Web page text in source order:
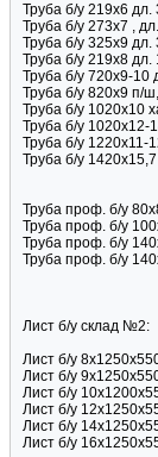
Труба б/у 219х6
Труба б/у 273х7 ,
Труба б/у 325х9
Труба б/у 219х8 дл.
Труба б/у 720х9-10
Труба б/у 820х9 п/
Труба б/у 1020х10
Труба б/у 1020х12-
Труба б/у 1220х11-
Труба б/у
Труба проф. б/у
Труба проф. б/у
Труба проф. б/у
Труба проф. б/у
Лист б/у склад №2:
Лист б/у
Лист б/у
Лист б/у
Лист б/у
Лист б/у
Лист б/у